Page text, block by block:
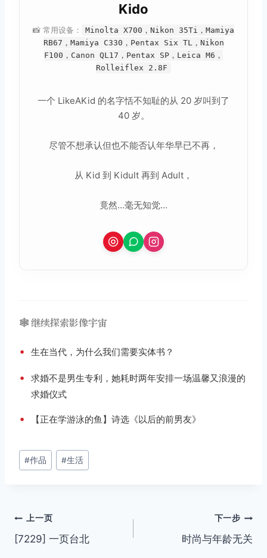
Kido
📸 常用设备：
Minolta X700，Nikon 35Ti，Mamiya
RB67，Mamiya C330，Pentax Six TL，Nikon
F100，Canon QL17，Pentax SP，Leica M6，
Rolleiflex 2.8F
一个 LikeAKid 的名字恬不知耻的从 20 岁叫到了
40 岁。
尽管不想承认但也不能否认年华早已不再，
从 Kid 到 Kidult 再到 Adult，
竟然...毫无知觉...
🕸️ 继续探索影像宇宙
• 生在当代，为什么我们需要实体书？
•
求婚不是男生专利，她耗时两年安排一场温馨又浪漫的
求婚仪式
• 【正在学游泳的鱼】诗选《以后的前男友》
文
章
#作品 #生活
文
章
上一页
[7229] 一页台北
下一步
时尚与年龄无关